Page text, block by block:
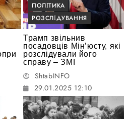
ПОЛІТИКА
РОЗСЛІДУВАННЯ
Трамп звільнив
посадовців Мін’юсту, які
розслідували його
справу – ЗМІ
ShtabINFO
29.01.2025 12:10